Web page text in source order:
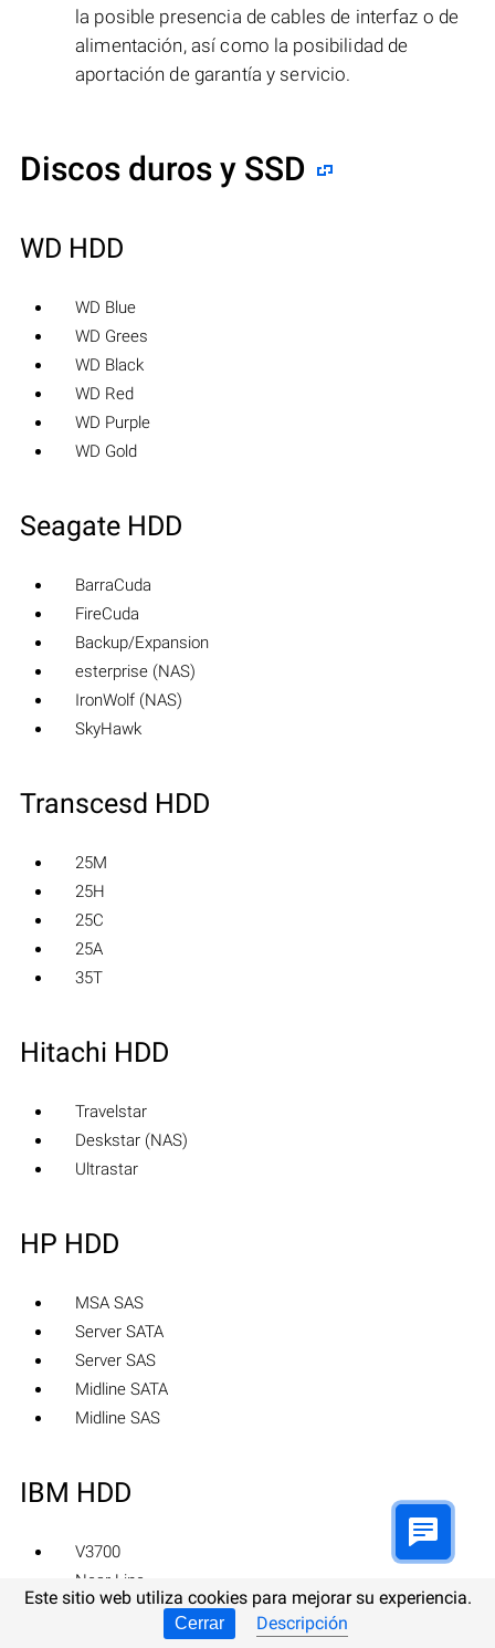
la posible presencia de cables de interfaz o de
alimentación, así como la posibilidad de
aportación de garantía y servicio.
Discos duros y SSD
WD HDD
WD Blue
WD Grees
WD Black
WD Red
WD Purple
WD Gold
Seagate HDD
BarraCuda
FireCuda
Backup/Expansion
esterprise (NAS)
IronWolf (NAS)
SkyHawk
Transcesd HDD
25M
25H
25C
25A
35T
Hitachi HDD
Travelstar
Deskstar (NAS)
Ultrastar
HP HDD
MSA SAS
Server SATA
Server SAS
Midline SATA
Midline SAS
IBM HDD
V3700
Near Line
Express 2.5
Este sitio web utiliza cookies para mejorar su experiencia.
Cerrar Descripción